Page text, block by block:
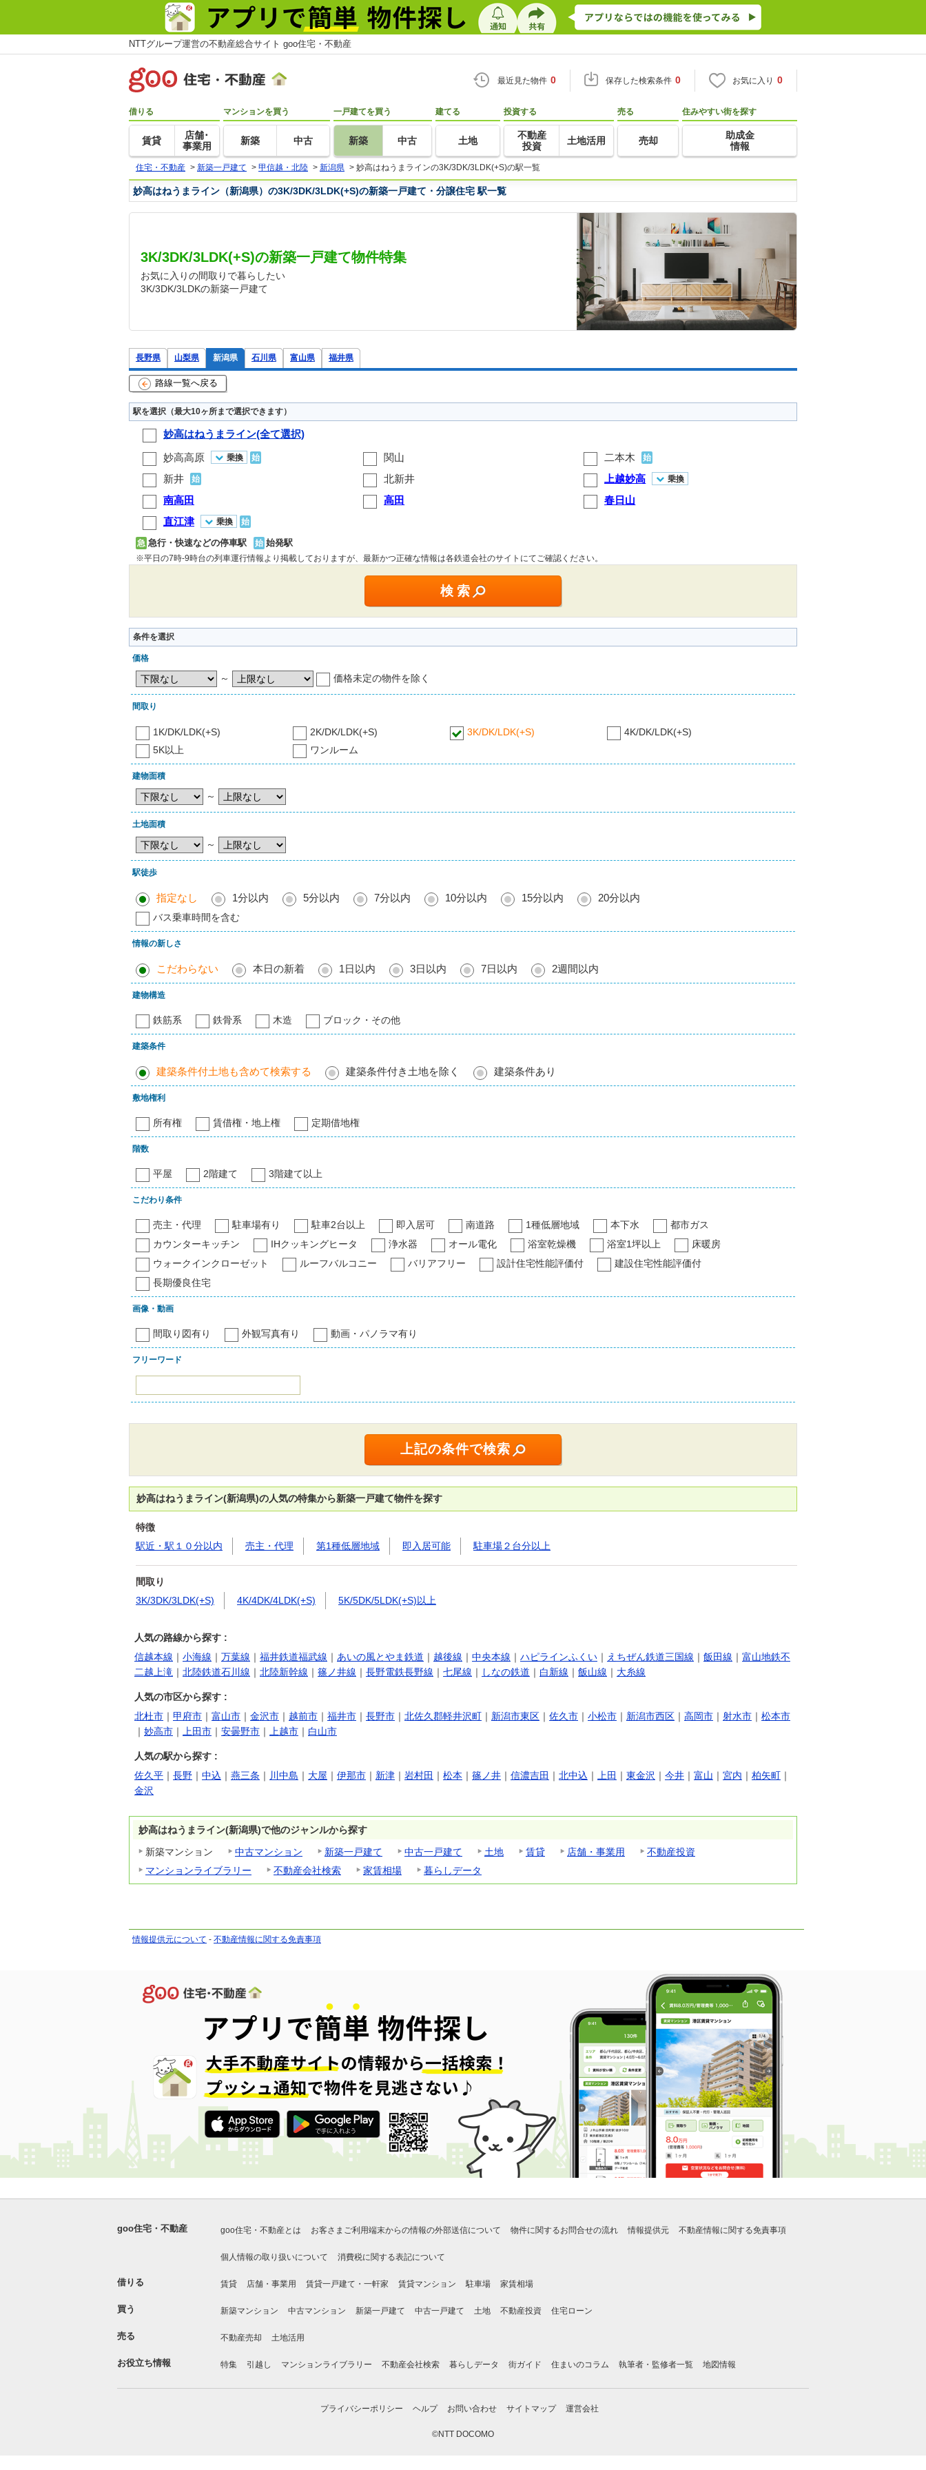
NTTグループ運営の不動産総合サイト goo住宅・不動産
最近見た物件 0 保存した検索条件 0 お気に入り 0
借りる
賃貸
店舗･
事業用
マンションを買う
新築 中古
一戸建てを買う
新築 中古
建てる
土地
投資する
不動産
投資
土地活用
売る
売却
住みやすい街を探す
助成金
情報
住宅・不動産 > 新築一戸建て > 甲信越・北陸 > 新潟県 > 妙高はねうまラインの3K/3DK/3LDK(+S)の駅一覧
妙高はねうまライン（新潟県）の3K/3DK/3LDK(+S)の新築一戸建て・分譲住宅 駅一覧
3K/3DK/3LDK(+S)の新築一戸建て物件特集
お気に入りの間取りで暮らしたい
3K/3DK/3LDKの新築一戸建て
長野県 山梨県 新潟県 石川県 富山県 福井県
路線一覧へ戻る
駅を選択（最大10ヶ所まで選択できます）
妙高はねうまライン(全て選択)
妙高高原
乗換 始 関山 二本木 始
新井 始 北新井 上越妙高 乗換
南高田 高田
春日山
直江津
乗換 始
急 急行・快速などの停車駅 始 始発駅
※平日の7時-9時台の列車運行情報より掲載しておりますが、最新かつ正確な情報は各鉄道会社のサイトにてご確認ください。
条件を選択
価格
～ 価格未定の物件を除く
間取り
1K/DK/LDK(+S) 2K/DK/LDK(+S) 3K/DK/LDK(+S)
4K/DK/LDK(+S)
5K以上
ワンルーム
建物面積
～
土地面積
～
駅徒歩
指定なし 1分以内 5分以内 7分以内 10分以内 15分以内 20分以内
バス乗車時間を含む
情報の新しさ
こだわらない 本日の新着 1日以内 3日以内 7日以内 2週間以内
建物構造
鉄筋系 鉄骨系 木造 ブロック・その他
建築条件
建築条件付土地も含めて検索する 建築条件付き土地を除く 建築条件あり
敷地権利
所有権 賃借権・地上権 定期借地権
階数
平屋 2階建て 3階建て以上
こだわり条件
売主・代理 駐車場有り 駐車2台以上 即入居可 南道路 1種低層地域 本下水
都市ガス
カウンターキッチン
IHクッキングヒータ 浄水器 オール電化 浴室乾燥機 浴室1坪以上
床暖房
ウォークインクローゼット
ルーフバルコニー バリアフリー 設計住宅性能評価付
建設住宅性能評価付
長期優良住宅
画像・動画
間取り図有り 外観写真有り 動画・パノラマ有り
フリーワード
妙高はねうまライン(新潟県)の人気の特集から新築一戸建て物件を探す
特徴
駅近・駅１０分以内
売主・代理 第1種低層地域 即入居可能 駐車場２台分以上
間取り
3K/3DK/3LDK(+S)
4K/4DK/4LDK(+S) 5K/5DK/5LDK(+S)以上
人気の路線から探す :
信越本線 ｜ 小海線 ｜ 万葉線 ｜ 福井鉄道福武線 ｜ あいの風とやま鉄道 ｜ 越後線 ｜ 中央本線 ｜ ハピラインふくい ｜ えちぜん鉄道三国線 ｜ 飯田線 ｜ 富山地鉄不
二越上滝 ｜ 北陸鉄道石川線 ｜ 北陸新幹線 ｜ 篠ノ井線 ｜ 長野電鉄長野線 ｜ 七尾線 ｜ しなの鉄道 ｜ 白新線 ｜ 飯山線 ｜ 大糸線
人気の市区から探す :
北杜市 ｜ 甲府市 ｜ 富山市 ｜ 金沢市 ｜ 越前市 ｜ 福井市 ｜ 長野市 ｜ 北佐久郡軽井沢町 ｜ 新潟市東区 ｜ 佐久市 ｜ 小松市 ｜ 新潟市西区 ｜ 高岡市 ｜ 射水市 ｜ 松本市
｜ 妙高市 ｜ 上田市 ｜ 安曇野市 ｜ 上越市 ｜ 白山市
人気の駅から探す :
佐久平 ｜ 長野 ｜ 中込 ｜ 燕三条 ｜ 川中島 ｜ 大屋 ｜ 伊那市 ｜ 新津 ｜ 岩村田 ｜ 松本 ｜ 篠ノ井 ｜ 信濃吉田 ｜ 北中込 ｜ 上田 ｜ 東金沢 ｜ 今井 ｜ 富山 ｜ 宮内 ｜ 柏矢町 ｜
金沢
妙高はねうまライン(新潟県)で他のジャンルから探す
新築マンション
中古マンション 新築一戸建て 中古一戸建て 土地 賃貸 店舗・事業用
不動産投資
マンションライブラリー
不動産会社検索 家賃相場 暮らしデータ
情報提供元について - 不動産情報に関する免責事項
goo住宅・不動産 goo住宅・不動産とは お客さまご利用端末からの情報の外部送信について 物件に関するお問合せの流れ 情報提供元 不動産情報に関する免責事項
個人情報の取り扱いについて 消費税に関する表記について
借りる 賃貸 店舗・事業用 賃貸一戸建て・一軒家 賃貸マンション 駐車場 家賃相場
買う 新築マンション 中古マンション 新築一戸建て 中古一戸建て 土地 不動産投資 住宅ローン
売る 不動産売却 土地活用
お役立ち情報 特集 引越し マンションライブラリー 不動産会社検索 暮らしデータ 街ガイド 住まいのコラム 執筆者・監修者一覧 地図情報
プライバシーポリシー ヘルプ お問い合わせ サイトマップ 運営会社
©NTT DOCOMO